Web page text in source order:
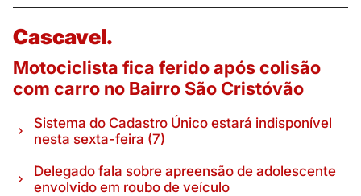
Cascavel.
Motociclista fica ferido após colisão
com carro no Bairro São Cristóvão
Sistema do Cadastro Único estará indisponível
nesta sexta-feira (7)
Delegado fala sobre apreensão de adolescente
envolvido em roubo de veículo